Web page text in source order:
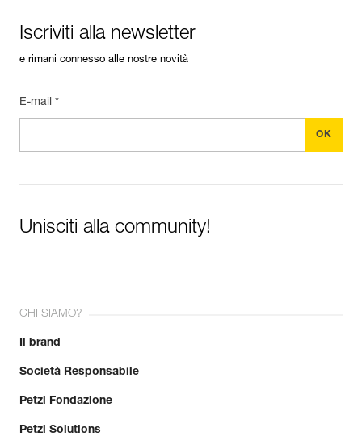
Iscriviti alla newsletter
e rimani connesso alle nostre novità
E-mail *
Unisciti alla community!
CHI SIAMO?
Il brand
Società Responsabile
Petzl Fondazione
Petzl Solutions